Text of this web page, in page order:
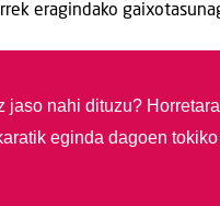
eragindako
jaso nahi dituzu?
eginda dagoen